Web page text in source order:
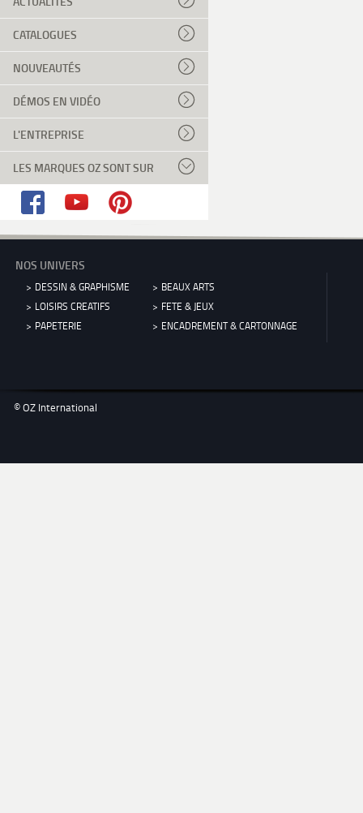
CATALOGUES
NOUVEAUTÉS
DÉMOS EN VIDÉO
L'ENTREPRISE
LES MARQUES OZ SONT SUR
NOS UNIVERS
DESSIN & GRAPHISME
BEAUX ARTS
LOISIRS CREATIFS
FETE & JEUX
PAPETERIE
ENCADREMENT & CARTONNAGE
© OZ International